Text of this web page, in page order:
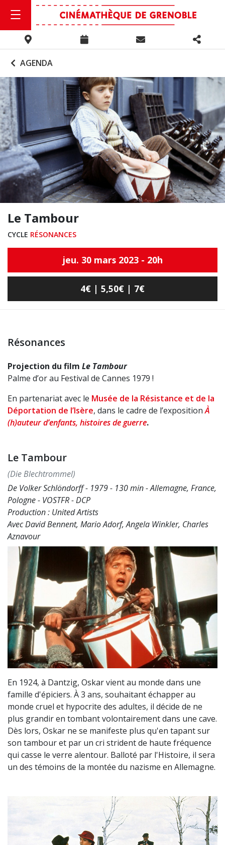
AGENDA
Le Tambour
CYCLE RÉSONANCES
jeu. 30 mars 2023 - 20h
4€ | 5,50€ | 7€
Résonances
Projection du film Le Tambour
Palme d’or au Festival de Cannes 1979 !
En partenariat avec le Musée de la Résistance et de la
Déportation de l’Isère, dans le cadre de l’expositionÀ
(h)auteur d’enfants, histoires de guerre.
Le Tambour
(Die Blechtrommel)
De Volker Schlöndorff - 1979 - 130 min - Allemagne, France,
Pologne - VOSTFR - DCP
Production : United Artists
Avec David Bennent, Mario Adorf, Angela Winkler, Charles
Aznavour
En 1924, à Dantzig, Oskar vient au monde dans une
famille d'épiciers. À 3 ans, souhaitant échapper au
monde cruel et hypocrite des adultes, il décide de ne
plus grandir en tombant volontairement dans une cave.
Dès lors, Oskar ne se manifeste plus qu'en tapant sur
son tambour et par un cri strident de haute fréquence
qui casse le verre alentour. Balloté par l'Histoire, il sera
un des témoins de la montée du nazisme en Allemagne.